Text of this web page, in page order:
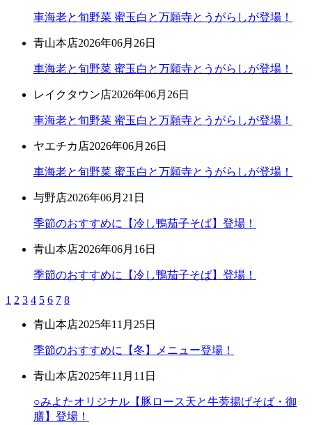
車海老と旬野菜 蜜玉白と万願寺とうがらしが登場！
青山本店2026年06月26日
車海老と旬野菜 蜜玉白と万願寺とうがらしが登場！
レイクタウン店2026年06月26日
車海老と旬野菜 蜜玉白と万願寺とうがらしが登場！
ヤエチカ店2026年06月26日
車海老と旬野菜 蜜玉白と万願寺とうがらしが登場！
与野店2026年06月21日
季節のおすすめに【冷し鴨茄子そば】登場！
青山本店2026年06月16日
季節のおすすめに【冷し鴨茄子そば】登場！
1 2 3 4 5 6 7 8
青山本店2025年11月25日
季節のおすすめに【冬】メニュー登場！
青山本店2025年11月11日
○みよたオリジナル【豚ロース天と牛蒡揚げそば・御
膳】登場！